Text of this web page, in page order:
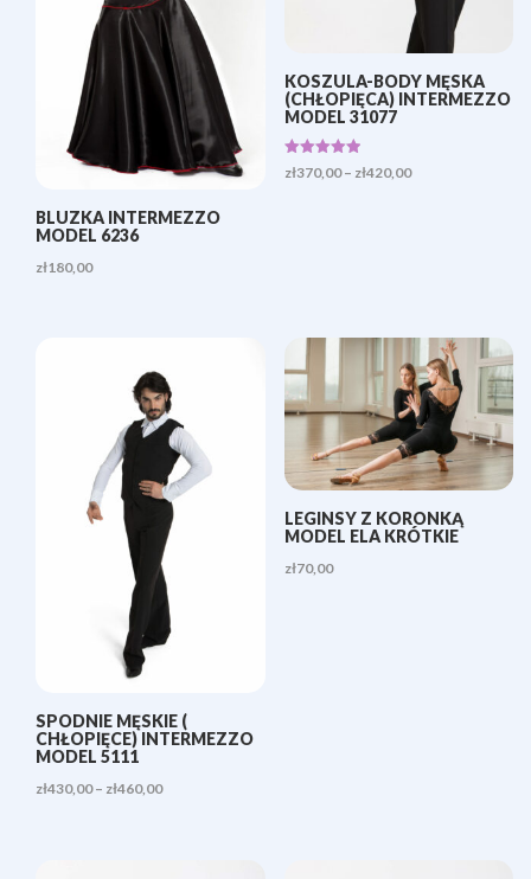
BLUZKA INTERMEZZO
MODEL 6236
zł180,00
KOSZULA-BODY MĘSKA
(CHŁOPIĘCA) INTERMEZZO
MODEL 31077
Oceniono
5.00
zł370,00 – zł420,00Zakres
SPODNIE MĘSKIE (
CHŁOPIĘCE) INTERMEZZO
MODEL 5111
zł430,00 – zł460,00Zakres
LEGINSY Z KORONKĄ
MODEL ELA KRÓTKIE
zł70,00